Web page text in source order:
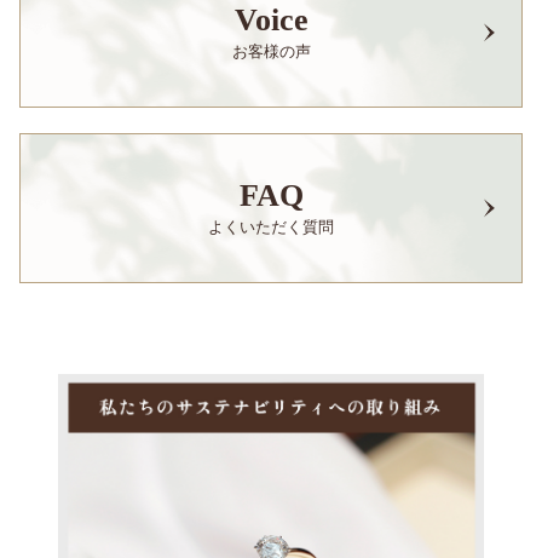
Voice
お客様の声
FAQ
よくいただく質問